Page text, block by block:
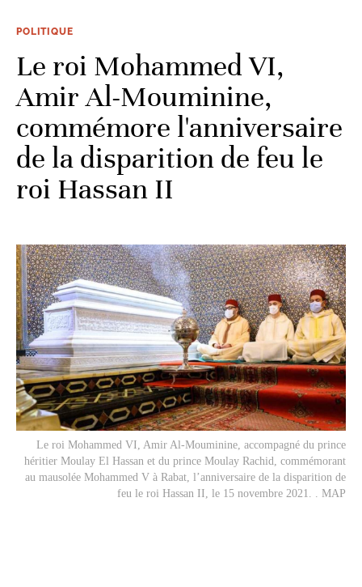
POLITIQUE
Le roi Mohammed VI,
Amir Al-Mouminine,
commémore l'anniversaire
de la disparition de feu le
roi Hassan II
Le roi Mohammed VI, Amir Al-Mouminine, accompagné du prince
héritier Moulay El Hassan et du prince Moulay Rachid, commémorant
au mausolée Mohammed V à Rabat, l’anniversaire de la disparition de
feu le roi Hassan II, le 15 novembre 2021. . MAP